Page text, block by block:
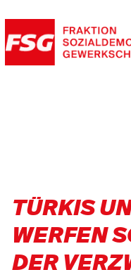
TÜRKIS
WERFEN
DER